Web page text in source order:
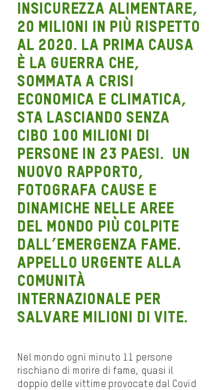
insicurezza alimentare,
20 milioni in più rispetto
al 2020. La prima causa
è la guerra che,
sommata a crisi
economica e climatica,
sta lasciando senza
cibo 100 milioni di
persone in 23 paesi. Un
nuovo rapporto,
fotografa cause e
dinamiche nelle aree
del mondo più colpite
dall’emergenza fame.
Appello urgente alla
comunità
internazionale per
salvare milioni di vite.
Nel mondo ogni minuto 11 persone
rischiano di morire di fame, quasi il
doppio delle vittime provocate dal Covid